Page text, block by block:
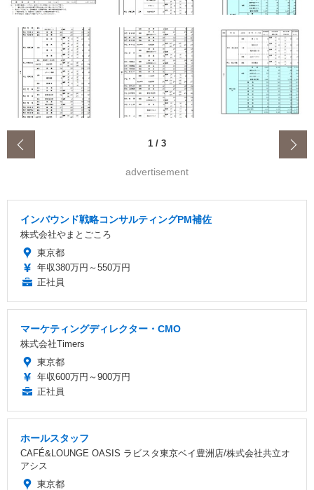
1 / 3
advertisement
インバウンド戦略コンサルティングPM補佐
株式会社やまとごころ
東京都
年収380万円～550万円
正社員
マーケティングディレクター・CMO
株式会社Timers
東京都
年収600万円～900万円
正社員
ホールスタッフ
CAFÉ&LOUNGE OASIS ラビスタ東京ベイ豊洲店/株式会社共立オ
アシス
東京都